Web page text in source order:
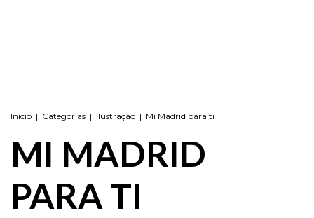
Início | Categorias | Ilustração | Mi Madrid para ti
MI MADRID
PARA TI